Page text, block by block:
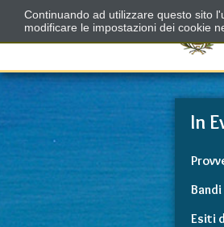
In
Bandi
Esiti
Continuando ad utilizzare questo sito
modificare le impostazioni dei cookie